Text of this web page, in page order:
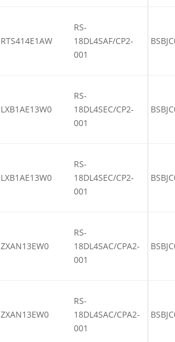
RTS414E1AW
RS-
18DL4SAF/CP2-
001
LXB1AE13W0
RS-
18DL4SEC/CP2-
001
LXB1AE13W0
RS-
18DL4SEC/CP2-
001
ZXAN13EW0
RS-
18DL4SAC/CPA2-
001
ZXAN13EW0
RS-
18DL4SAC/CPA2-
001